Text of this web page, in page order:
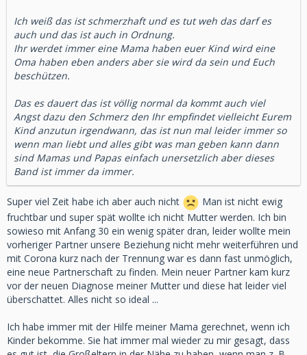
Ich weiß das ist schmerzhaft und es tut weh das darf es
auch und das ist auch in Ordnung.
Ihr werdet immer eine Mama haben euer Kind wird eine
Oma haben eben anders aber sie wird da sein und Euch
beschützen.
Das es dauert das ist völlig normal da kommt auch viel
Angst dazu den Schmerz den Ihr empfindet vielleicht Eurem
Kind anzutun irgendwann, das ist nun mal leider immer so
wenn man liebt und alles gibt was man geben kann dann
sind Mamas und Papas einfach unersetzlich aber dieses
Band ist immer da immer.
Super viel Zeit habe ich aber auch nicht
Man ist nicht ewig
fruchtbar und super spät wollte ich nicht Mutter werden. Ich bin
sowieso mit Anfang 30 ein wenig später dran, leider wollte mein
vorheriger Partner unsere Beziehung nicht mehr weiterführen und
mit Corona kurz nach der Trennung war es dann fast unmöglich,
eine neue Partnerschaft zu finden. Mein neuer Partner kam kurz
vor der neuen Diagnose meiner Mutter und diese hat leider viel
überschattet. Alles nicht so ideal ...
Ich habe immer mit der Hilfe meiner Mama gerechnet, wenn ich
Kinder bekomme. Sie hat immer mal wieder zu mir gesagt, dass